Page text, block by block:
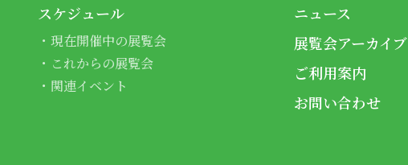
スケジュール
現在開催中の展覧会
これからの展覧会
関連イベント
ニュース
展覧会アーカイブ
ご利用案内
お問い合わせ